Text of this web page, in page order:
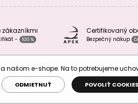
zákazníkmi
- 100 %
Certifikovaný
Bezpečný nákup
údajov
e-shope. Na to potrebujeme
ODMIETNUŤ POVOLIŤ COOKIES